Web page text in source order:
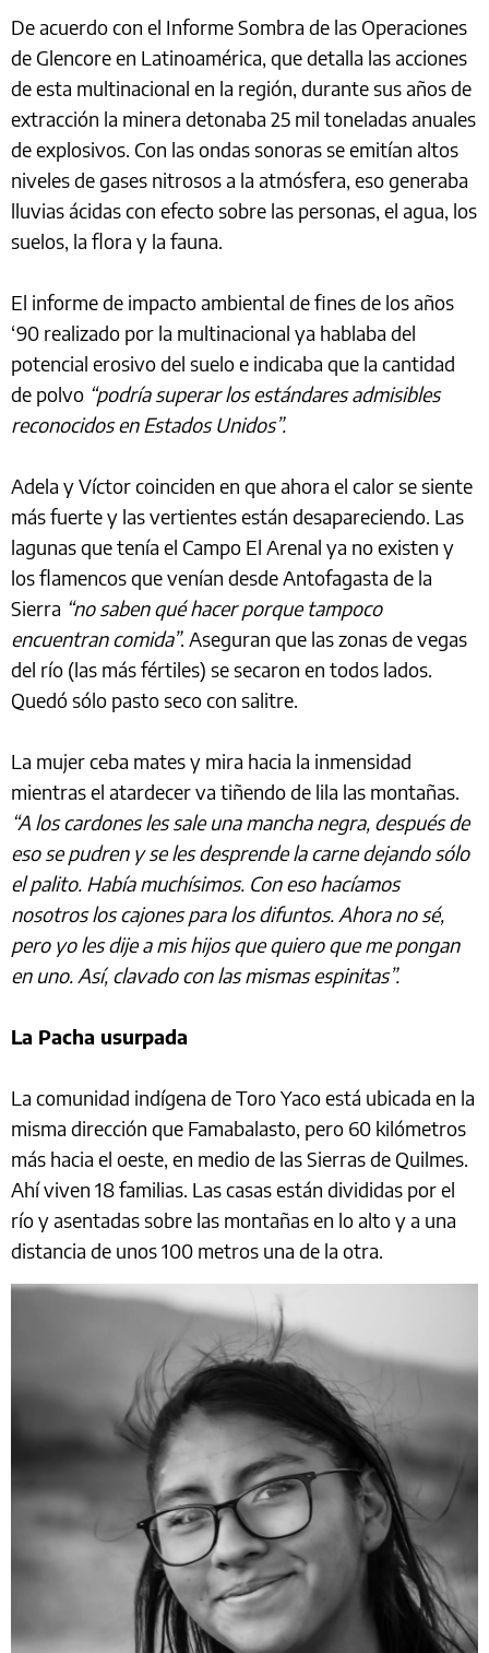
De acuerdo con el Informe Sombra de las Operaciones
de Glencore en Latinoamérica, que detalla las acciones
de esta multinacional en la región, durante sus años de
extracción la minera detonaba 25 mil toneladas anuales
de explosivos. Con las ondas sonoras se emitían altos
niveles de gases nitrosos a la atmósfera, eso generaba
lluvias ácidas con efecto sobre las personas, el agua, los
suelos, la flora y la fauna.
El informe de impacto ambiental de fines de los años
‘90 realizado por la multinacional ya hablaba del
potencial erosivo del suelo e indicaba que la cantidad
de polvo “podría superar los estándares admisibles
reconocidos en Estados Unidos”.
Adela y Víctor coinciden en que ahora el calor se siente
más fuerte y las vertientes están desapareciendo. Las
lagunas que tenía el Campo El Arenal ya no existen y
los flamencos que venían desde Antofagasta de la
Sierra “no saben qué hacer porque tampoco
encuentran comida”. Aseguran que las zonas de vegas
del río (las más fértiles) se secaron en todos lados.
Quedó sólo pasto seco con salitre.
La mujer ceba mates y mira hacia la inmensidad
mientras el atardecer va tiñendo de lila las montañas.
“A los cardones les sale una mancha negra, después de
eso se pudren y se les desprende la carne dejando sólo
el palito. Había muchísimos. Con eso hacíamos
nosotros los cajones para los difuntos. Ahora no sé,
pero yo les dije a mis hijos que quiero que me pongan
en uno. Así, clavado con las mismas espinitas”.
La Pacha usurpada
La comunidad indígena de Toro Yaco está ubicada en la
misma dirección que Famabalasto, pero 60 kilómetros
más hacia el oeste, en medio de las Sierras de Quilmes.
Ahí viven 18 familias. Las casas están divididas por el
río y asentadas sobre las montañas en lo alto y a una
distancia de unos 100 metros una de la otra.